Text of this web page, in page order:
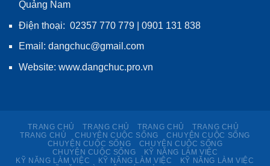
Quảng Nam
Điện thoại: 02357 770 779 | 0901 131 838
Email: dangchuc@gmail.com
Website: www.dangchuc.pro.vn
TRANG CHỦ TRANG CHỦ TRANG CHỦ
TRANG CHỦ
TRANG CHỦ
CHUYỆN CUỘC SỐNG
CHUYỆN CUỘC SỐNG
CHUYỆN CUỘC SỐNG
CHUYỆN CUỘC SỐNG
CHUYỆN CUỘC SỐNG
KỸ NĂNG LÀM VIỆC
KỸ NĂNG LÀM VIỆC
KỸ NĂNG LÀM VIỆC
KỸ NĂNG LÀM VIỆC